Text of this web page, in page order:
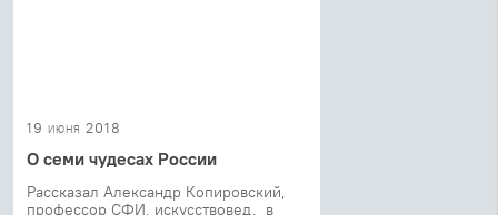
19 июня 2018
О семи чудесах России
Рассказал Александр Копировский,
профессор СФИ, искусствовед, в